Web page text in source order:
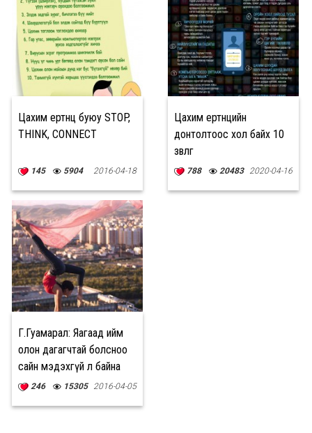
Цахим ертөнц буюу STOP,
THINK, CONNECT
145 5904 2016-04-18
Цахим ертөнцийн
донтолтоос хол байх 10
зөвлөгөө
788 20483 2020-04-16
Г.Гуамарал: Яагаад ийм
олон дагагчтай болсноо
сайн мэдэхгүй л байна
246 15305 2016-04-05